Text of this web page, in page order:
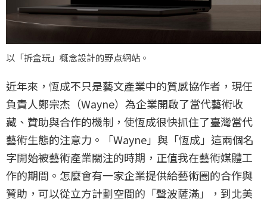
以「拆盒玩」概念設計的野点網站。
近年來，恆成不只是藝文產業中的質感協作者，現任
負責人鄭宗杰（Wayne）為企業開啟了當代藝術收
藏、贊助與合作的機制，使恆成很快抓住了臺灣當代
藝術生態的注意力。「Wayne」與「恆成」這兩個名
字開始被藝術產業關注的時期，正值我在藝術媒體工
作的期間。怎麼會有一家企業提供給藝術圈的合作與
贊助，可以從立方計劃空間的「聲波薩滿」，到北美